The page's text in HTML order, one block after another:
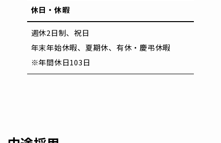
休日・休暇
週休2日制、祝日
年末年始休暇、夏期休、有休・慶弔休暇
※年間休日103日